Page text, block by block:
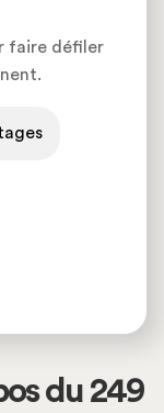
faire défiler
du 249